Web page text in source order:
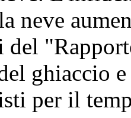
neve
del
ghiaccio
per il